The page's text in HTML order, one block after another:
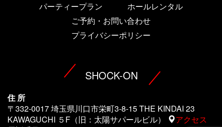
パーティープラン
ホールレンタル
ご予約・お問い合わせ
プライバシーポリシー
SHOCK-ON
住 所
〒332-0017 埼玉県川口市栄町3-8-15 THE KINDAI 23
KAWAGUCHI ５F（旧：太陽サパールビル）
アクセス